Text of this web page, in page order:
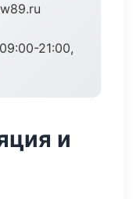
21:00,
и